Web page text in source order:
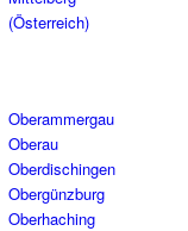
(Österreich)
Oberammergau
Oberau
Oberdischingen
Obergünzburg
Oberhaching